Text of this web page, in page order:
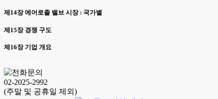
제14장 에어로졸 밸브 시장 : 국가별
제15장 경쟁 구도
제16장 기업 개요
02-2025-2992
(주말 및 공휴일 제외)